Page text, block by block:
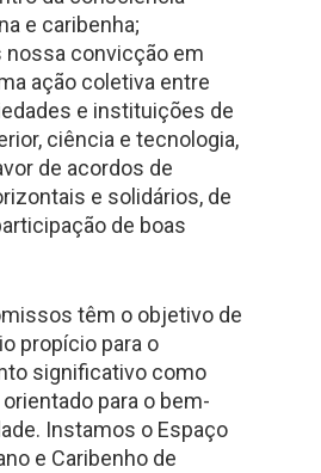
e caribenha;
convicção em
ação coletiva entre
e instituições de
ciência e tecnologia,
de acordos de
e solidários, de
de boas
têm o objetivo de
propício para o
significativo como
para o bem-
Instamos o Espaço
e Caribenho de